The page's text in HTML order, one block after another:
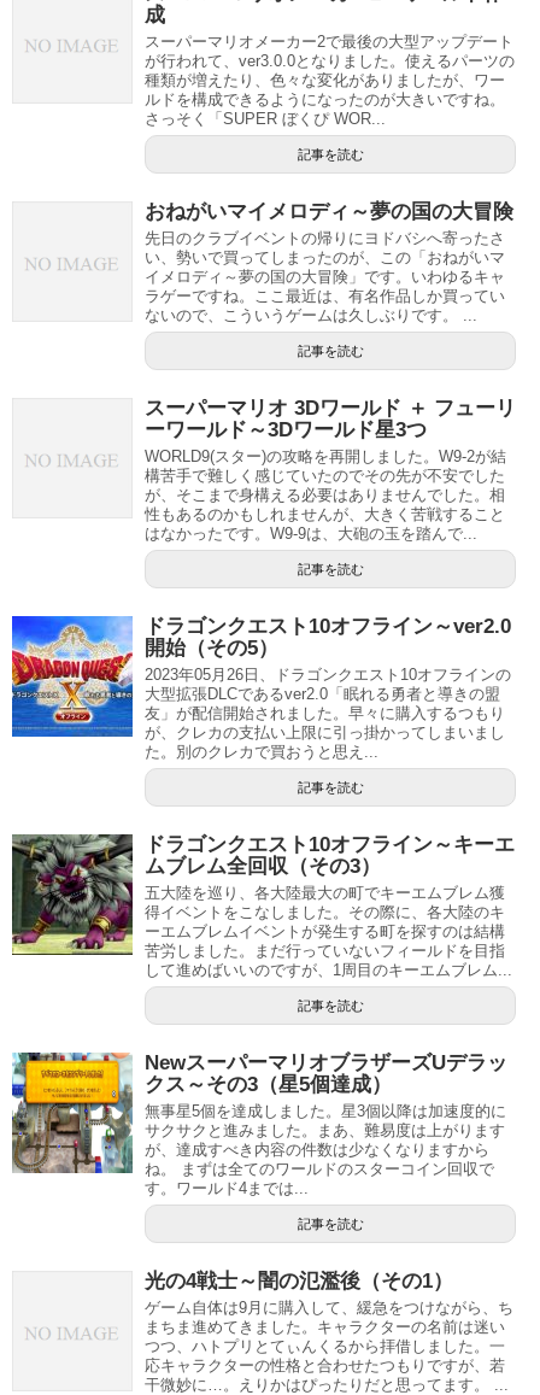
成
スーパーマリオメーカー2で最後の大型アップデート
が行われて、ver3.0.0となりました。使えるパーツの
種類が増えたり、色々な変化がありましたが、ワー
ルドを構成できるようになったのが大きいですね。
さっそく「SUPER ぼくぴ WOR...
記事を読む
おねがいマイメロディ～夢の国の大冒険
先日のクラブイベントの帰りにヨドバシへ寄ったさ
い、勢いで買ってしまったのが、この「おねがいマ
イメロディ～夢の国の大冒険」です。いわゆるキャ
ラゲーですね。ここ最近は、有名作品しか買ってい
ないので、こういうゲームは久しぶりです。 ...
記事を読む
スーパーマリオ 3Dワールド ＋ フューリ
ーワールド～3Dワールド星3つ
WORLD9(スター)の攻略を再開しました。W9-2が結
構苦手で難しく感じていたのでその先が不安でした
が、そこまで身構える必要はありませんでした。相
性もあるのかもしれませんが、大きく苦戦すること
はなかったです。W9-9は、大砲の玉を踏んで...
記事を読む
ドラゴンクエスト10オフライン～ver2.0
開始（その5）
2023年05月26日、ドラゴンクエスト10オフラインの
大型拡張DLCであるver2.0「眠れる勇者と導きの盟
友」が配信開始されました。早々に購入するつもり
が、クレカの支払い上限に引っ掛かってしまいまし
た。別のクレカで買おうと思え...
記事を読む
ドラゴンクエスト10オフライン～キーエ
ムブレム全回収（その3）
五大陸を巡り、各大陸最大の町でキーエムブレム獲
得イベントをこなしました。その際に、各大陸のキ
ーエムブレムイベントが発生する町を探すのは結構
苦労しました。まだ行っていないフィールドを目指
して進めばいいのですが、1周目のキーエムブレム...
記事を読む
NewスーパーマリオブラザーズUデラッ
クス～その3（星5個達成）
無事星5個を達成しました。星3個以降は加速度的に
サクサクと進みました。まあ、難易度は上がります
が、達成すべき内容の件数は少なくなりますから
ね。 まずは全てのワールドのスターコイン回収で
す。ワールド4までは...
記事を読む
光の4戦士～闇の氾濫後（その1）
ゲーム自体は9月に購入して、緩急をつけながら、ち
まちま進めてきました。キャラクターの名前は迷い
つつ、ハトプリとてぃんくるから拝借しました。一
応キャラクターの性格と合わせたつもりですが、若
干微妙に…。えりかはぴったりだと思ってます。 ...